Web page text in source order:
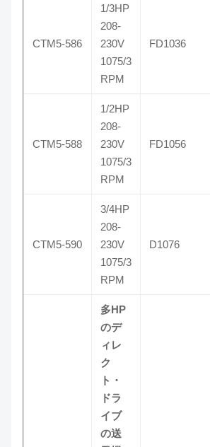
CTM5-586
1/3HP
208-
230V
1075/3
RPM
FD1036
CTM5-588
1/2HP
208-
230V
1075/3
RPM
FD1056
CTM5-590
3/4HP
208-
230V
1075/3
RPM
D1076
多HP
のデ
ィレ
ク
ト・
ドラ
イブ
の送